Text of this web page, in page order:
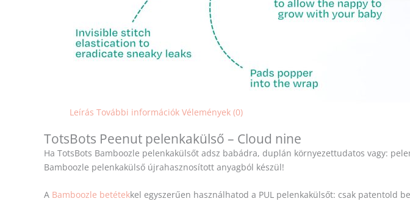
Leírás További információk Vélemények (0)
TotsBots Peenut pelenkakülső – Cloud nine
Ha TotsBots Bamboozle pelenkakülsőt adsz babádra, duplán környezettudatos vagy:
Bamboozle pelenkakülső újrahasznosított anyagból készül!
A Bamboozle betétekkel egyszerűen használhatod a PUL pelenkakülsőt: csak patentold